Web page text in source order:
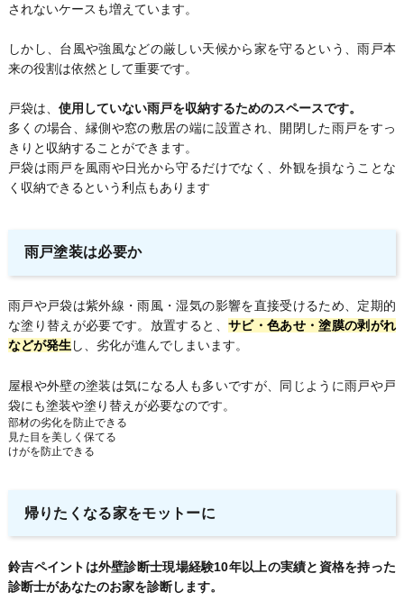
されないケースも増えています。
しかし、台風や強風などの厳しい天候から家を守るという、雨戸本
来の役割は依然として重要です。
戸袋は、 使用していない雨戸を収納するためのスペースです。
多くの場合、縁側や窓の敷居の端に設置され、開閉した雨戸をすっ
きりと収納することができます。
戸袋は雨戸を風雨や日光から守るだけでなく、外観を損なうことな
く収納できるという利点もあります
雨戸塗装は必要か
雨戸や戸袋は紫外線・雨風・湿気の影響を直接受けるため、定期的
な塗り替えが必要です。放置すると、 サビ・色あせ・塗膜の剥がれ
などが発生し、劣化が進んでしまいます。
屋根や外壁の塗装は気になる人も多いですが、同じように雨戸や戸
袋にも塗装や塗り替えが必要なのです。
部材の劣化を防止できる
見た目を美しく保てる
けがを防止できる
帰りたくなる家をモットーに
鈴吉ペイントは外壁診断士現場経験10年以上の実績と資格を持った
診断士があなたのお家を診断します。